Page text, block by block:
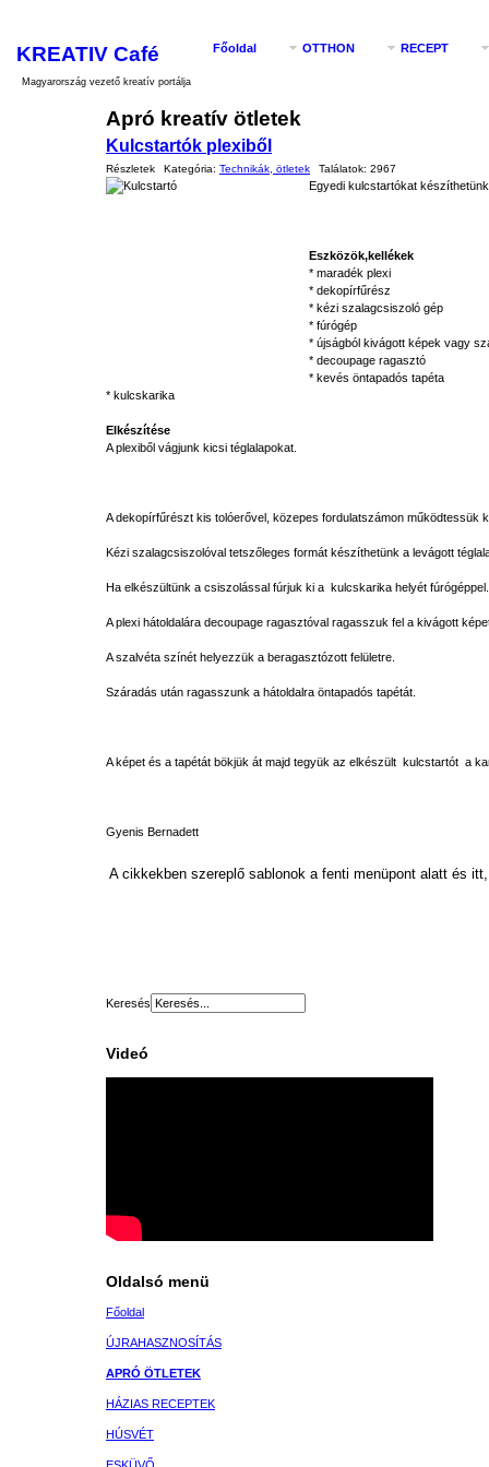
KREATIV Café
Magyarország vezető kreatív portálja
Főoldal OTTHON RECEPT
Apró kreatív ötletek
Kulcstartók plexiből
Részletek Kategória: Technikák, ötletek Találatok: 2967
Egyedi kulcstartókat
Eszközök,kellékek
* maradék plexi
* dekopírfűrész
* kézi szalagcsiszoló gép
* fúrógép
* újságból kivágott képek vagy
* decoupage ragasztó
* kevés öntapadós tapéta
* kulcskarika
Elkészítése
A plexiből vágjunk kicsi téglalapokat.
A dekopírfűrészt kis tolóerővel, közepes fordulatszámon működtessük
Kézi szalagcsiszolóval tetszőleges formát készíthetünk a levágott
Ha elkészültünk a csiszolással fúrjuk ki a kulcskarika helyét fúrógéppel.
A plexi hátoldalára decoupage ragasztóval ragasszuk fel a kivágott
A szalvéta színét helyezzük a beragasztózott felületre.
Száradás után ragasszunk a hátoldalra öntapadós tapétát.
A képet és a tapétát bökjük át majd tegyük az elkészült kulcstartót a
Gyenis Bernadett
A cikkekben szereplő sablonok a fenti menüpont alatt és
Keresés
Videó
Oldalsó menü
Főoldal
ÚJRAHASZNOSÍTÁS
APRÓ ÖTLETEK
HÁZIAS RECEPTEK
HÚSVÉT